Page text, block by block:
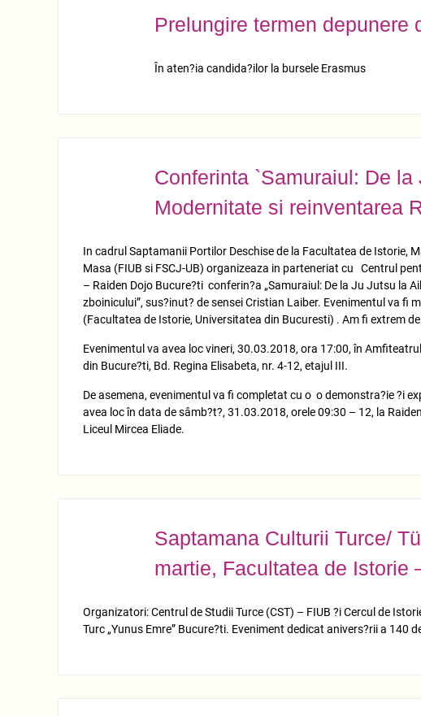
Prelungire termen depunere
În aten?ia candida?ilor la bursele Erasmus
Conferinta `Samuraiul: De
Modernitate si reinventarea
In cadrul Saptamanii Portilor Deschise de la Facultatea de Istorie,
Masa (FIUB si FSCJ-UB) organizeaza in parteneriat cu Centrul
– Raiden Dojo Bucure?ti conferin?a „Samuraiul: De la Ju Jutsu la
zboinicului”, sus?inut? de sensei Cristian Laiber. Evenimentul va fi
(Facultatea de Istorie, Universitatea din Bucuresti) . Am fi extrem
Evenimentul va avea loc vineri, 30.03.2018, ora 17:00, în
din Bucure?ti, Bd. Regina Elisabeta, nr. 4-12, etajul III.
De asemena, evenimentul va fi completat cu o o demonstra?ie ?i
avea loc în data de sâmb?t?, 31.03.2018, orele 09:30 – 12, la
Liceul Mircea Eliade.
Saptamana Culturii Turce/
martie, Facultatea de Istorie
Organizatori: Centrul de Studii Turce (CST) – FIUB ?i Cercul de
Turc „Yunus Emre” Bucure?ti. Eveniment dedicat anivers?rii a 140